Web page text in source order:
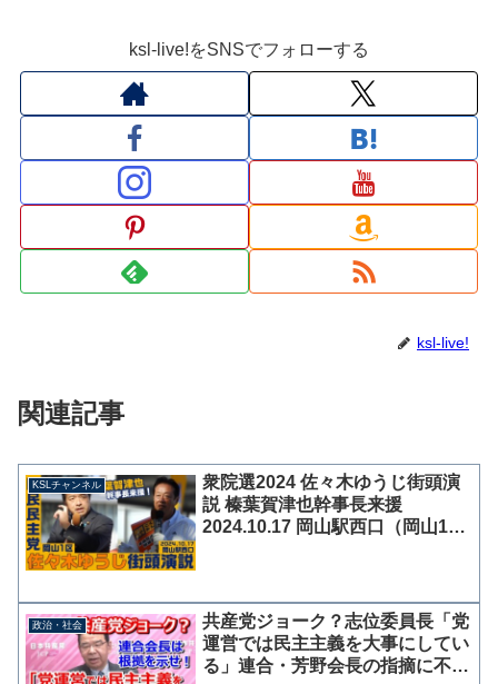
ksl-live!をSNSでフォローする
ksl-live!
関連記事
KSLチャンネル
衆院選2024 佐々木ゆうじ街頭演
説 榛葉賀津也幹事長来援
2024.10.17 岡山駅西口（岡山1
政治・社会
共産党ジョーク？志位委員長「党
運営では民主主義を大事にしてい
る」連合・芳野会長の指摘に不快